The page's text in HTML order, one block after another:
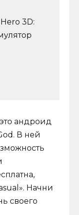
3D:
андроид
В ней
Начни
своего